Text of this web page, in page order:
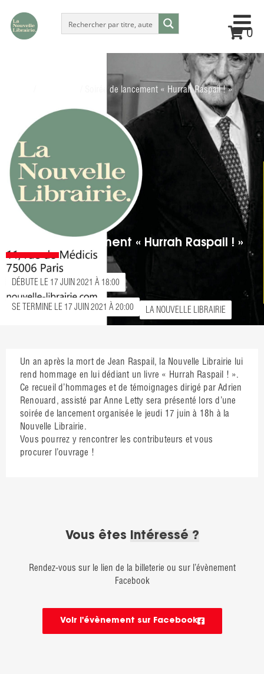
0
/ Soirée de lancement « Hurrah Raspail ! »
Soirée de lancement « Hurrah Raspail ! »
DÉBUTE LE 17 JUIN 2021 À 18:00
SE TERMINE LE 17 JUIN 2021 À 20:00 LA NOUVELLE LIBRAIRIE
Un an après la mort de Jean Raspail, la Nouvelle Librairie lui
rend hommage en lui dédiant un livre « Hurrah Raspail ! ».
Ce recueil d’hommages et de témoignages dirigé par Adrien
Renouard, assisté par Anne Letty sera présenté lors d’une
soirée de lancement organisée le jeudi 17 juin à 18h à la
Nouvelle Librairie.
Vous pourrez y rencontrer les contributeurs et vous
procurer l’ouvrage !
Vous êtes intéressé ?
Rendez-vous sur le lien de la billeterie ou sur l’évènement
Facebook
Voir l'évènement sur Facebook